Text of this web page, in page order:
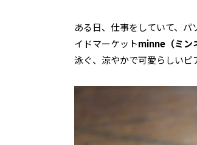
ある日、仕事をしていて、
イドマーケットminne（ミン
泳ぐ、涼やかで可愛らしいピ